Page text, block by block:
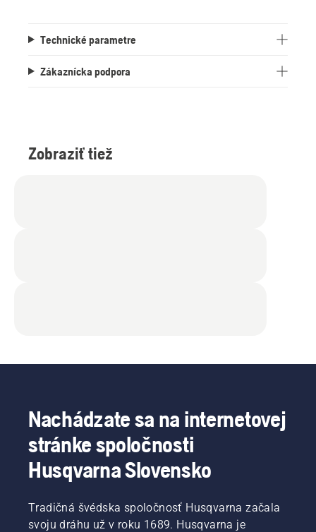
Technické parametre
Zákaznícka podpora
Zobraziť tiež
Nachádzate sa na internetovej
stránke spoločnosti
Husqvarna Slovensko
Tradičná švédska spoločnosť Husqvarna začala
svoju dráhu už v roku 1689. Husqvarna je